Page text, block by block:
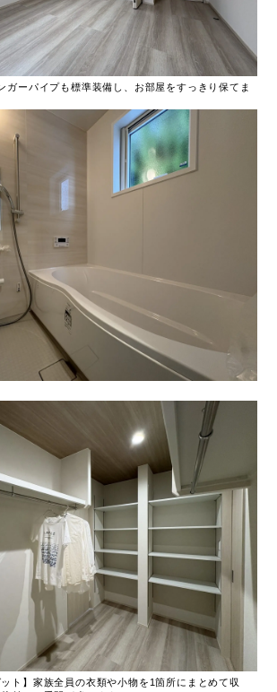
ガーパイプも標準装備し、お部屋をすっきり保てま
ット】家族全員の衣類や小物を1箇所にまとめて収